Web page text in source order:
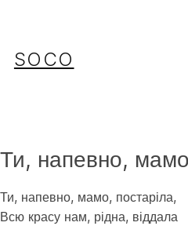
SOCO
Ти, напевно,
Ти, напевно, мамо, постаріла,
Всю красу нам, рідна, віддала